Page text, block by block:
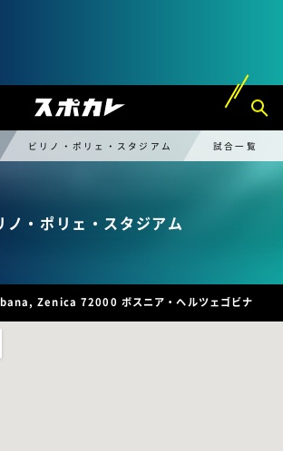
ビリノ・ポリェ・スタジアム 試合一覧
ノ・ポリェ・スタジアム
Zenica 72000 ボスニア・ヘルツェゴビナ